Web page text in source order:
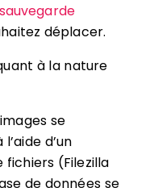
déplacer.
à la nature
se
d’un
(Filezilla
de données se